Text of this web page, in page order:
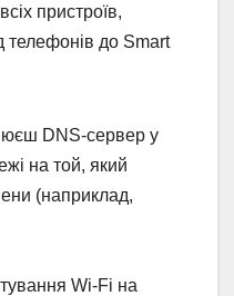
пристроїв,
телефонів до Smart
DNS-сервер у
на той, який
(наприклад,
Wi-Fi на